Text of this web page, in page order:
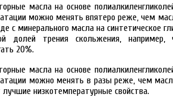
масла на основе
можно менять впятеро реже, чем
с минерального масла на синтетическое
долей трения скольжения, например,
20%.
масла на основе
можно менять в разы реже, чем
низкотемпературные свойства.